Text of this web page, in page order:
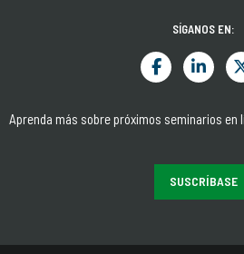
SÍGANOS EN:
Aprenda más sobre próximos seminarios en
SUSCRÍBASE